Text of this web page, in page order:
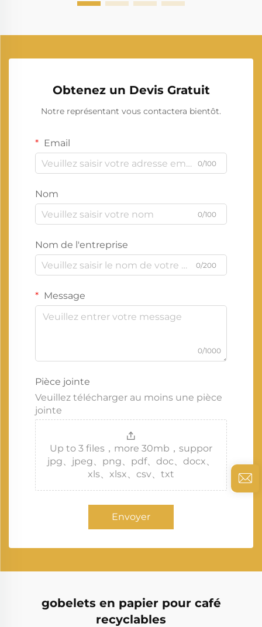
Obtenez un Devis Gratuit
Notre représentant vous contactera bientôt.
Email
0/100
Nom
0/100
Nom de l'entreprise
0/200
Message
0/1000
Pièce jointe
Veuillez télécharger au moins une pièce
jointe
Up to 3 files，more 30mb，suppor
jpg、jpeg、png、pdf、doc、docx、
xls、xlsx、csv、txt
Envoyer
gobelets en papier pour café
recyclables